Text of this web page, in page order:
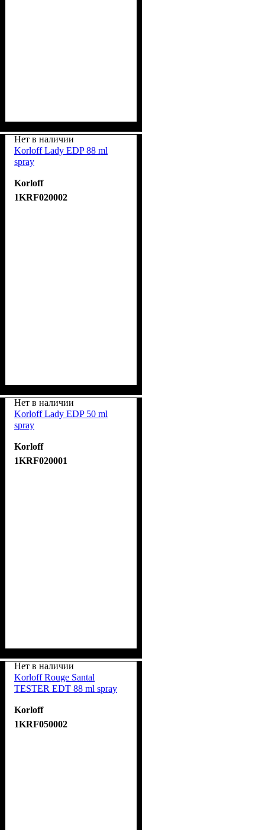
Нет в наличии
Korloff Lady EDP 88 ml
spray
Korloff
1KRF020002
Нет в наличии
Korloff Lady EDP 50 ml
spray
Korloff
1KRF020001
Нет в наличии
Korloff Rouge Santal
TESTER EDT 88 ml spray
Korloff
1KRF050002